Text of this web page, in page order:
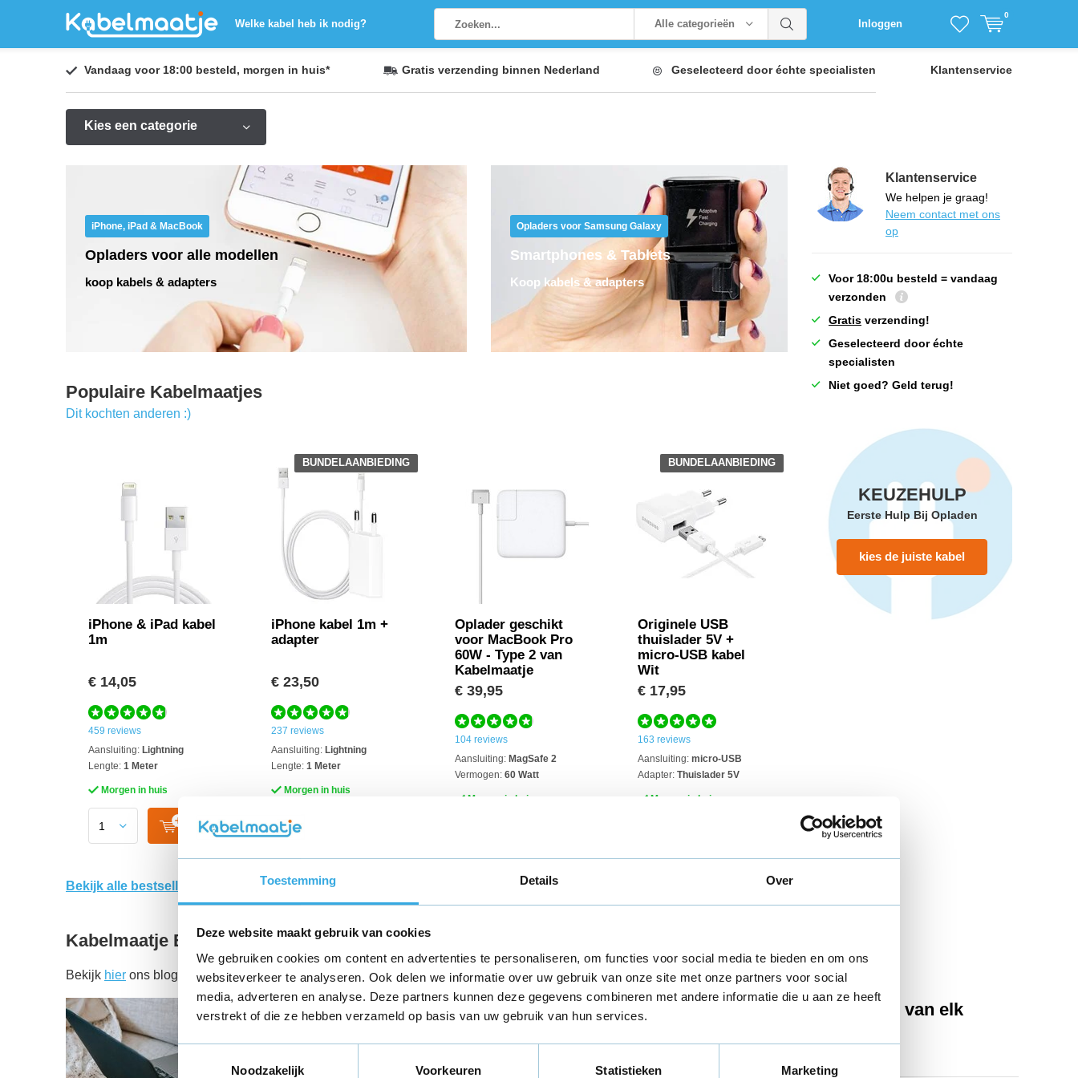
Toestemming Details Over
Deze website maakt gebruik van cookies
We gebruiken cookies om content en advertenties te personaliseren, om functies voor social media te bieden en om ons
websiteverkeer te analyseren. Ook delen we informatie over uw gebruik van onze site met onze partners voor social
media, adverteren en analyse. Deze partners kunnen deze gegevens combineren met andere informatie die u aan ze heeft
verstrekt of die ze hebben verzameld op basis van uw gebruik van hun services.
Toestemmingsselectie
Noodzakelijk
Voorkeuren Statistieken Marketing
Welke kabel heb ik nodig? Alle categorieën Inloggen
0
Vandaag voor 18:00 besteld, morgen in huis* Gratis verzending binnen Nederland Geselecteerd dooréchte specialisten Klantenservice
Kies een categorie
iPhone, iPad & MacBook
Opladers voor alle modellen
koop kabels & adapters
Opladers voor Samsung Galaxy
Smartphones & Tablets
Koop kabels & adapters
Populaire Kabelmaatjes
Dit kochten anderen :)
iPhone & iPad kabel
1m
€ 14,05
459 reviews
Aansluiting: Lightning
Lengte: 1 Meter
Morgen in huis
iPhone kabel 1m +
adapter
BUNDELAANBIEDING
€ 23,50
237 reviews
Aansluiting: Lightning
Lengte: 1 Meter
Morgen in huis
Oplader geschikt
voor MacBook Pro
60W - Type 2 van
Kabelmaatje
€ 39,95
104 reviews
Aansluiting:MagSafe 2
Vermogen:60 Watt
Morgen in huis
Originele USB
thuislader 5V +
micro-USB kabel
Wit
BUNDELAANBIEDING
€ 17,95
163 reviews
Aansluiting:micro-USB
Adapter:Thuislader 5V
Morgen in huis
Bekijk alle bestsellers
Klantenservice
We helpen je graag!
Neem contact met ons
op
Voor 18:00u besteld = vandaag
verzonden
Gratis verzending!
Geselecteerd door échte
specialisten
Niet goed? Geld terug!
KEUZEHULP
Eerste Hulp Bij Opladen
kies de juiste kabel
Kabelmaatje Blog
Bekijk hier ons blog.
Stabiel internet en een gezond binnenklimaat: de slimme basis van elk
modern huis